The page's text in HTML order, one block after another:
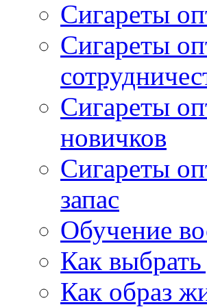
Сигареты
Сигареты
Сигареты
новичков
Сигареты
запас
Обучение
Как
Как образ